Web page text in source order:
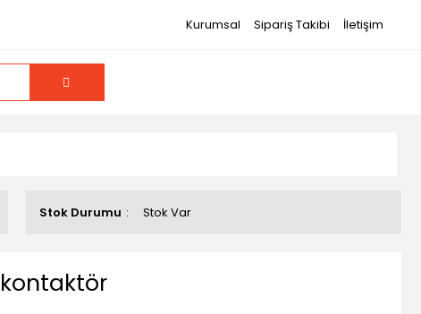
Kurumsal Sipariş Takibi İletişim
Stok Durumu Stok Var
kontaktör